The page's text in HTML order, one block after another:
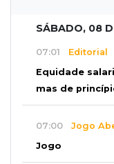
SÁBADO, 08
07:01 Editorial
Equidade
mas de
07:00 Jogo
Jogo